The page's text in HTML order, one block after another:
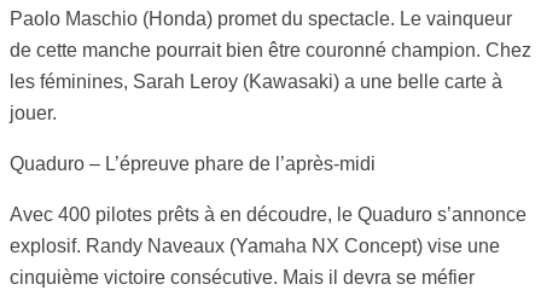
Paolo Maschio (Honda) promet du spectacle. Le vainqueur
de cette manche pourrait bien être couronné champion. Chez
les féminines, Sarah Leroy (Kawasaki) a une belle carte à
jouer.
Quaduro – L’épreuve phare de l’après-midi
Avec 400 pilotes prêts à en découdre, le Quaduro s’annonce
explosif. Randy Naveaux (Yamaha NX Concept) vise une
cinquième victoire consécutive. Mais il devra se méfier